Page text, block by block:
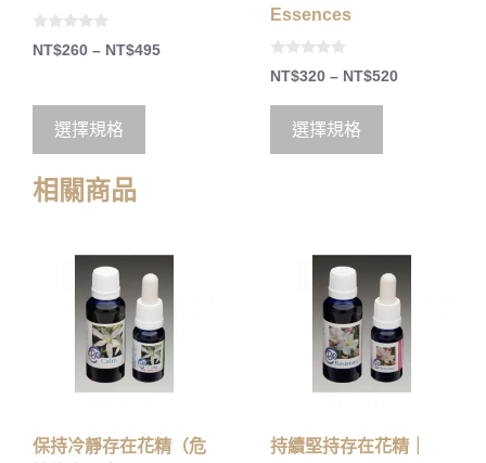
0
oNT$260 – NT$495
選擇規格
Essences
0
o
t
5
NT$320 – NT$520
選擇規格
相關商品
保持冷靜存在花精（危
持續堅持存在花精｜